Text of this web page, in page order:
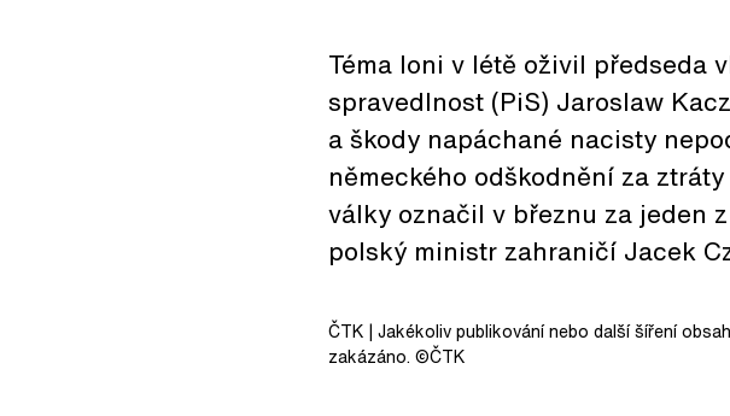
Téma loni v létě oživil předseda
spravedlnost (PiS) Jaroslaw
a škody napáchané nacisty
německého odškodnění za
války označil v březnu za jeden
polský ministr zahraničí Jacek
ČTK | Jakékoliv publikování nebo další šíření
zakázáno. ©ČTK